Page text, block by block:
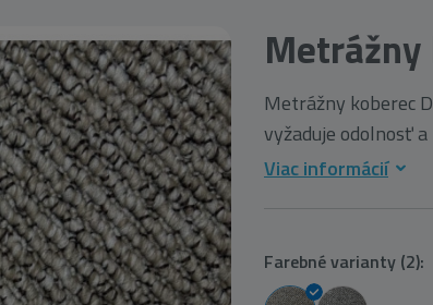
Metrážny
Metrážny koberec
vyžaduje odolnosť
Viac informácií
Farebné varianty (2):